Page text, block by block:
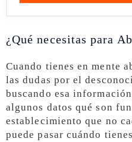
¿Qué necesitas para
Cuando tienes en mente
las dudas por el
buscando esa
algunos datos qué son
establecimiento que no
puede pasar cuándo